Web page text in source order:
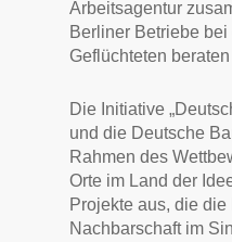
Arbeitsagentur
Berliner Betriebe
Geflüchteten beraten
Die Initiative
und die Deutsche
Rahmen des
Orte im Land der
Projekte aus, die
Nachbarschaft im